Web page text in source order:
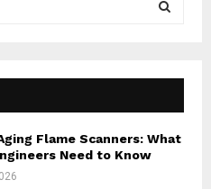
E
A
Flame Scanners: What
Need to Know